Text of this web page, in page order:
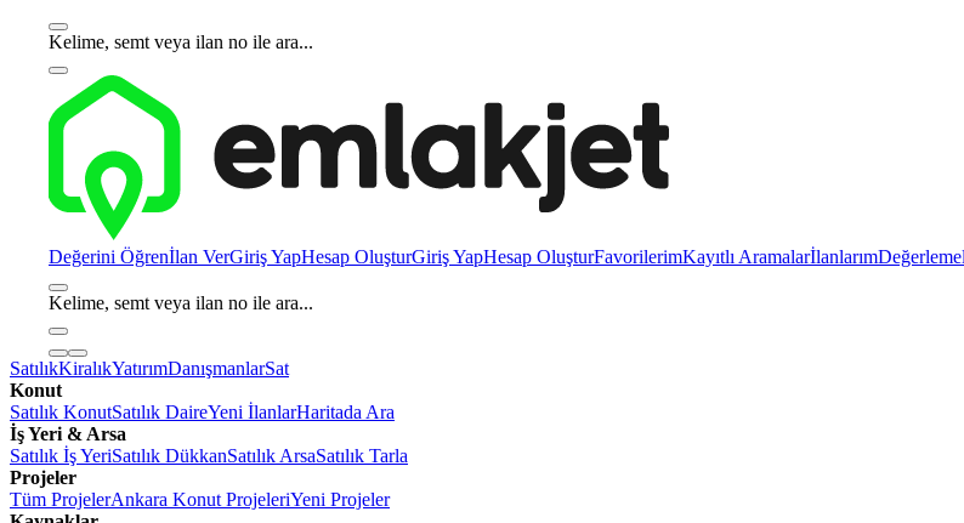
Kelime, semt veya ilan no ile ara...
Değerini Öğrenİlan VerGiriş YapHesap OluşturGiriş YapHesap OluşturFavorilerimKayıtlı Aramalarİlanlarım
Kelime, semt veya ilan no ile ara...
SatılıkKiralıkYatırımDanışmanlarSat
Konut
Satılık KonutSatılık DaireYeni İlanlarHaritada Ara
İş Yeri & Arsa
Satılık İş YeriSatılık DükkanSatılık ArsaSatılık Tarla
Projeler
Tüm ProjelerAnkara Konut ProjeleriYeni Projeler